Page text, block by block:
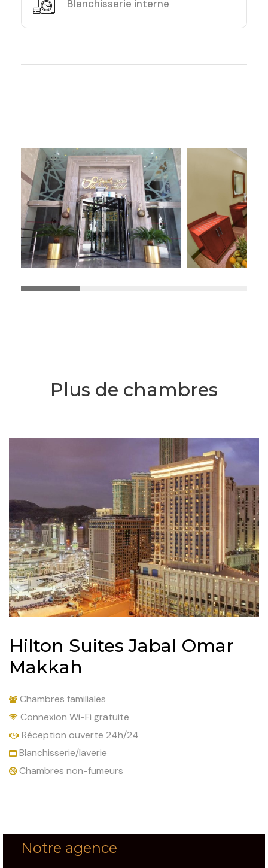
Blanchisserie interne
Plus de chambres
Hilton Suites Jabal Omar
Makkah
Chambres familiales
Connexion Wi-Fi gratuite
Réception ouverte 24h/24
Blanchisserie/laverie
Chambres non-fumeurs
Notre agence